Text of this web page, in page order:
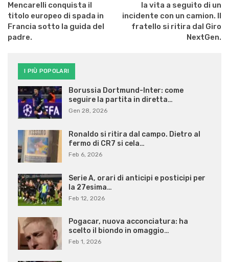
Mencarelli conquista il
titolo europeo di spada in
Francia sotto la guida del
padre.
la vita a seguito di un
incidente con un camion. Il
fratello si ritira dal Giro
NextGen.
I PIÙ POPOLARI
Borussia Dortmund-Inter: come
seguire la partita in diretta…
Gen 28, 2026
Ronaldo si ritira dal campo. Dietro al
fermo di CR7 si cela…
Feb 6, 2026
Serie A, orari di anticipi e posticipi per
la 27esima…
Feb 12, 2026
Pogacar, nuova acconciatura: ha
scelto il biondo in omaggio…
Feb 1, 2026